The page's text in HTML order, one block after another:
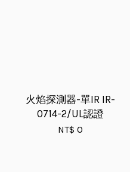
火焰探測器-單IR IR-
0714-2/UL認證
NT$ 0